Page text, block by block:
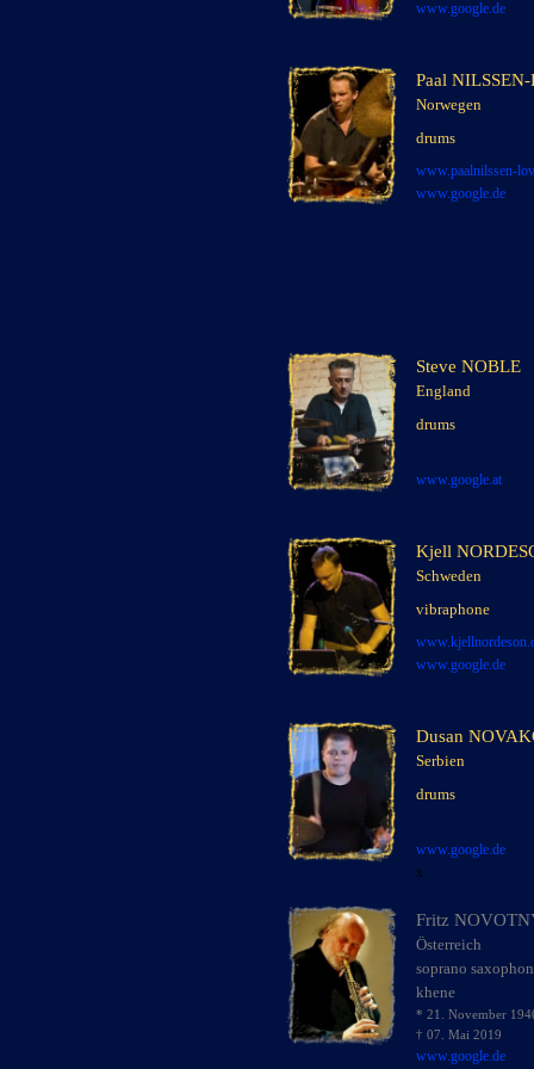
www.google.de
Paal NILSSEN-
Norwegen
drums
www.paalnilssen-
www.google.de
Steve NOBLE
England
drums
www.google.at
Kjell
Schweden
vibraphone
www.google.de
Dusan
Serbien
drums
www.google.de
x
Fritz
Österreich
soprano
khene
* 21. November
† 07. Mai 2019
www.google.de